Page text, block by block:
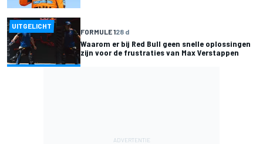
UITGELICHT
FORMULE 128 d
Waarom er bij Red Bull geen snelle oplossingen
zijn voor de frustraties van Max Verstappen